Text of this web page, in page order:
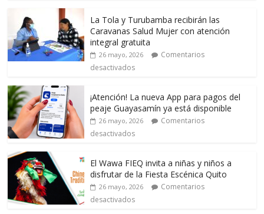
La Tola y Turubamba recibirán las
Caravanas Salud Mujer con atención
integral gratuita
26 mayo, 2026
Comentarios
desactivados
¡Atención! La nueva App para pagos del
peaje Guayasamín ya está disponible
26 mayo, 2026
Comentarios
desactivados
El Wawa FIEQ invita a niñas y niños a
disfrutar de la Fiesta Escénica Quito
26 mayo, 2026
Comentarios
desactivados